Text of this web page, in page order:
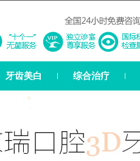
牙齿美白 综合治疗